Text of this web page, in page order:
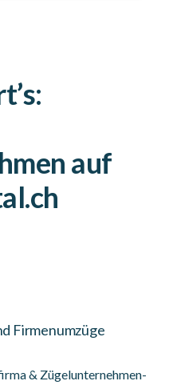
auf
Firmenumzüge
& Zügelunternehmen-